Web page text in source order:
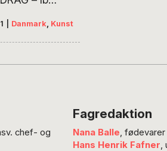
med de
Tivolilamper,
og 70’erne
Danmark, Kunst
chef- og
Fagredaktion
Nana Balle,
Hans Henrik Fafner,